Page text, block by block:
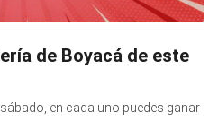
de Boyacá de este
en cada uno puedes ganar